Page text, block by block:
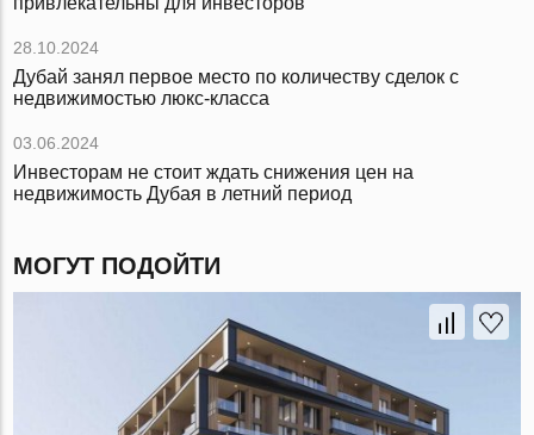
28.10.2024
Дубай занял первое место по количеству сделок с
недвижимостью люкс-класса
03.06.2024
Инвесторам не стоит ждать снижения цен на
недвижимость Дубая в летний период
МОГУТ ПОДОЙТИ